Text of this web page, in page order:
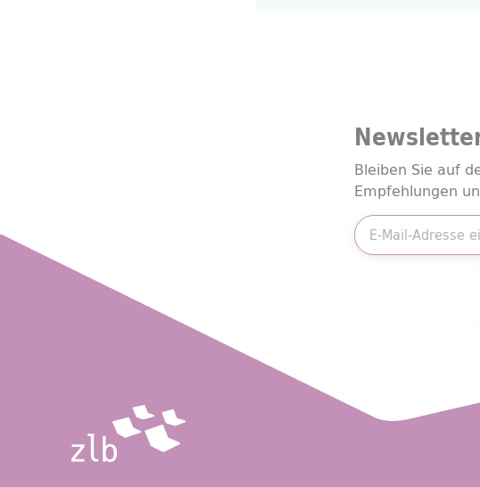
Bleiben Sie auf
Empfehlungen
Friendly Captcha